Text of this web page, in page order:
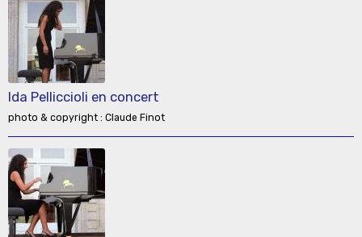
Ida Pelliccioli en concert
photo & copyright : Claude Finot